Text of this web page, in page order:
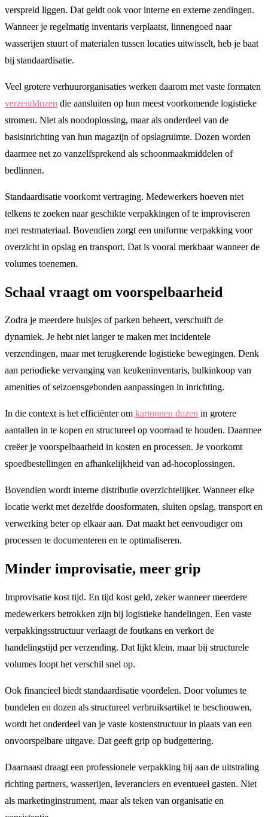
verspreid liggen. Dat geldt ook voor interne en externe zendingen.
Wanneer je regelmatig inventaris verplaatst, linnengoed naar
wasserijen stuurt of materialen tussen locaties uitwisselt, heb je baat
bij standaardisatie.
Veel grotere verhuurorganisaties werken daarom met vaste formaten
verzenddozen die aansluiten op hun meest voorkomende logistieke
stromen. Niet als noodoplossing, maar als onderdeel van de
basisinrichting van hun magazijn of opslagruimte. Dozen worden
daarmee net zo vanzelfsprekend als schoonmaakmiddelen of
bedlinnen.
Standaardisatie voorkomt vertraging. Medewerkers hoeven niet
telkens te zoeken naar geschikte verpakkingen of te improviseren
met restmateriaal. Bovendien zorgt een uniforme verpakking voor
overzicht in opslag en transport. Dat is vooral merkbaar wanneer de
volumes toenemen.
Schaal vraagt om voorspelbaarheid
Zodra je meerdere huisjes of parken beheert, verschuift de
dynamiek. Je hebt niet langer te maken met incidentele
verzendingen, maar met terugkerende logistieke bewegingen. Denk
aan periodieke vervanging van keukeninventaris, bulkinkoop van
amenities of seizoensgebonden aanpassingen in inrichting.
In die context is het efficiënter om kartonnen dozen in grotere
aantallen in te kopen en structureel op voorraad te houden. Daarmee
creëer je voorspelbaarheid in kosten en processen. Je voorkomt
spoedbestellingen en afhankelijkheid van ad-hocoplossingen.
Bovendien wordt interne distributie overzichtelijker. Wanneer elke
locatie werkt met dezelfde doosformaten, sluiten opslag, transport en
verwerking beter op elkaar aan. Dat maakt het eenvoudiger om
processen te documenteren en te optimaliseren.
Minder improvisatie, meer grip
Improvisatie kost tijd. En tijd kost geld, zeker wanneer meerdere
medewerkers betrokken zijn bij logistieke handelingen. Een vaste
verpakkingsstructuur verlaagt de foutkans en verkort de
handelingstijd per verzending. Dat lijkt klein, maar bij structurele
volumes loopt het verschil snel op.
Ook financieel biedt standaardisatie voordelen. Door volumes te
bundelen en dozen als structureel verbruiksartikel te beschouwen,
wordt het onderdeel van je vaste kostenstructuur in plaats van een
onvoorspelbare uitgave. Dat geeft grip op budgettering.
Daarnaast draagt een professionele verpakking bij aan de uitstraling
richting partners, wasserijen, leveranciers en eventueel gasten. Niet
als marketinginstrument, maar als teken van organisatie en